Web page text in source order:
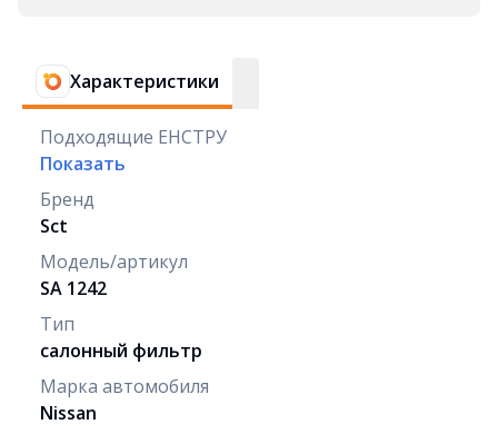
Характеристики
Подходящие ЕНСТРУ
Показать
Бренд
Sct
Модель/артикул
SA 1242
Тип
салонный фильтр
Марка автомобиля
Nissan